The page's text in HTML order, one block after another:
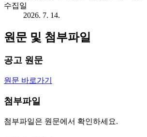
수집일
2026. 7. 14.
원문 및 첨부파일
공고 원문
원문 바로가기
첨부파일
첨부파일은 원문에서 확인하세요.